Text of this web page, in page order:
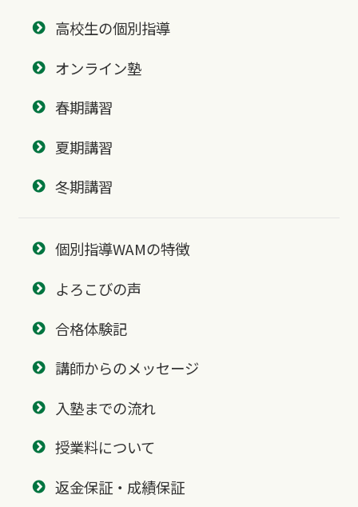
高校生の個別指導
オンライン塾
春期講習
夏期講習
冬期講習
個別指導WAMの特徴
よろこびの声
合格体験記
講師からのメッセージ
入塾までの流れ
授業料について
返金保証・成績保証